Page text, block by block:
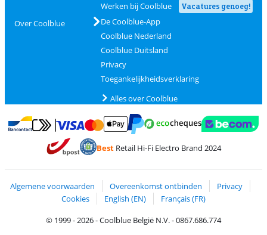
Over Coolblue
Werken bij Coolblue
Vacatures genoeg!
De Coolblue-App
Coolblue Nederland
Coolblue Duitsland
Privacy
Toegankelijkheidsverklaring
Alles over Coolblue
Betalen met Bancontact
Betalen met MasterCard en Visa via ClickToPay
Betalen met PayPal
BestRetail Hi-Fi Electro Brand 2024
Algemene voorwaarden Overeenkomst ontbinden
Privacy
Cookies
English (EN)
Français (FR)
© 1999 - 2026 - Coolblue België N.V. - 0867.686.774